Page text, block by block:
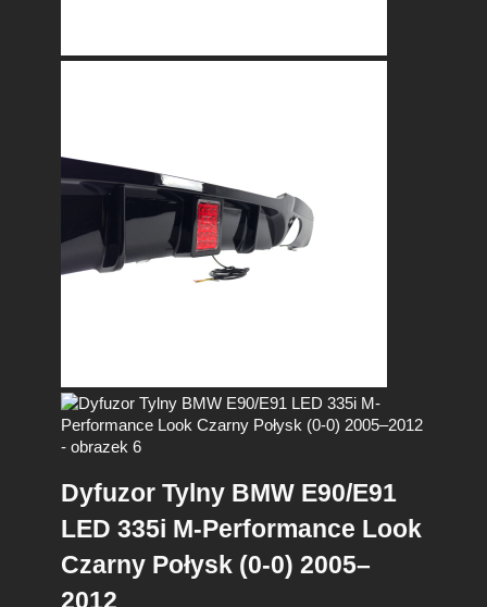
Dyfuzor Tylny BMW E90/E91
LED 335i M-Performance Look
Czarny Połysk (0-0) 2005–
2012